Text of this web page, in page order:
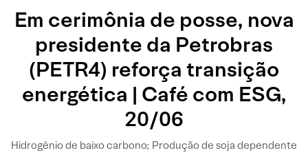
Em cerimônia de posse, nova
presidente da Petrobras
(PETR4) reforça transição
energética | Café com ESG,
20/06
Hidrogênio de baixo carbono; Produção de soja dependente